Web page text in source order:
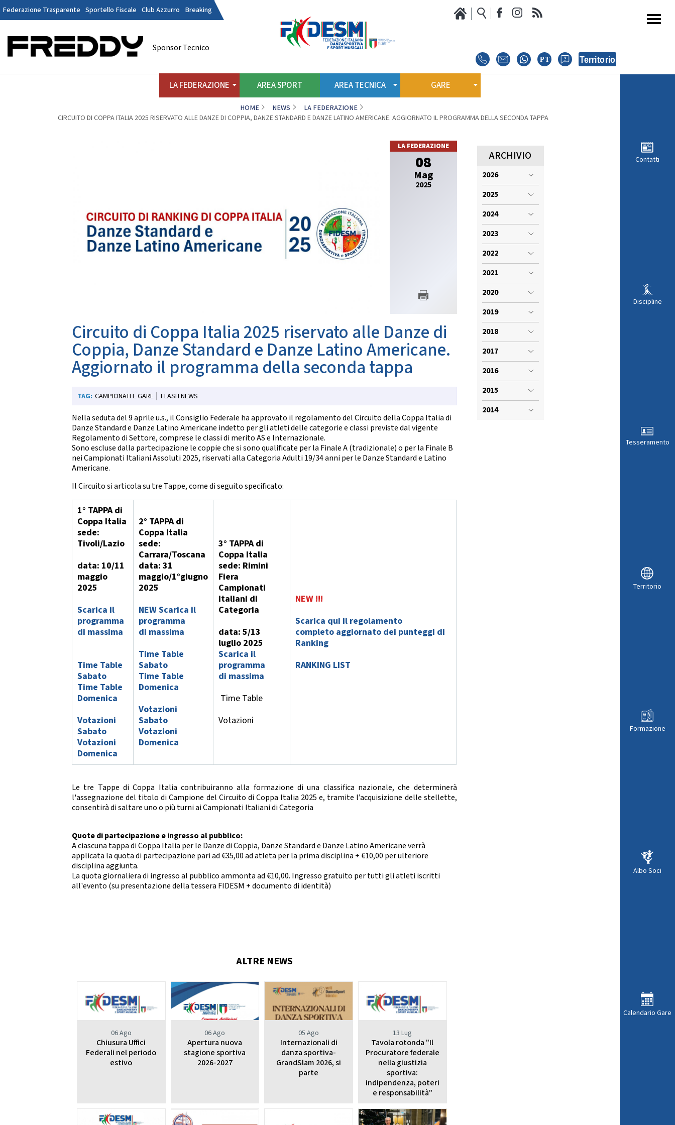
Federazione Trasparente Sportello Fiscale Club Azzurro Breaking
Sponsor Tecnico
LA FEDERAZIONE AREA SPORT AREA TECNICA GARE
Contatti
Discipline
Tesseramento
Territorio
Formazione
Albo Soci
Calendario Gare
HOME NEWS
LA FEDERAZIONE
CIRCUITO DI COPPA ITALIA 2025 RISERVATO ALLE DANZE DI COPPIA, DANZE STANDARD E DANZE LATINO AMERICANE. AGGIORNATO IL PROGRAMMA DELLA SECONDA TAPPA
STRUTTURA
CORPORATE
CARTE FEDERALI E REGOLAMENTI
Bilanci
CONVENZIONI
Riproduzione musicale Siae-Scf
Finanziamenti Credito Sportivo
Visite Medico Sportive FMSI
BENEMERENZE
DIRIGENTI SPORTIVI
UFFICIO STAMPA
GIUSTIZIA SPORTIVA
Decisioni
Regolamento
Componenti e recapiti
SAFEGUARDING
Policy
LOGO E PATROCINIO
CONTATTI
ASSEMBLEA NAZIONALE
2021
2022
AREA SPORT
DANZE INTERNAZIONALI
DANZE E.PO.CA
Flamenco
Tap Dance
Show Freestyle
Show
DANZE NAZIONALI
Liscio Unificato
Liscio Tradizionale
Folk Romagnolo
Frusta Romagnola
Danze Filuzziane
STREET E POP DANCE
Hip Hop
Electric Boogie
Break Dance
Street Show
Disco Dance
SETTORE PARALIMPICO
La Disciplina
SETTORE CHEERLEADING E
CHEERDANCE
La Disciplina
AREA TECNICA
CENTRO STUDI E RICERCHE
SCUOLA FEDERALE
La Scuola
Regolamento
Struttura Nazionale
Struttura Regionale
SETTORE TECNICO FEDERALE
Albo Tecnici
Il Settore
Regolamento
Moduli e Manuali
Albo Ufficiali di Gara
SALUTE E ANTIDOPING
INTERNAZIONALI
VISTI SPORTIVI
Contatti Discipline
Tesseramento
Territorio Formazione
LA FEDERAZIONE
08
Mag
2025
Circuito di Coppa Italia 2025 riservato alle Danze di
Coppia, Danze Standard e Danze Latino Americane.
Aggiornato il programma della seconda tappa
CAMPIONATI E GARE FLASH NEWS
Nella seduta del 9 aprile u.s., il Consiglio Federale ha approvato il regolamento del Circuito della Coppa Italia di
Danze Standard e Danze Latino Americane indetto per gli atleti delle categorie e classi previste dal vigente
Regolamento di Settore, comprese le classi di merito AS e Internazionale.
Sono escluse dalla partecipazione le coppie che si sono qualificate per la Finale A (tradizionale) o per la Finale B
nei Campionati Italiani Assoluti 2025, riservati alla Categoria Adulti 19/34 anni per le Danze Standard e Latino
Americane.
Il Circuito si articola su tre Tappe, come di seguito specificato:
1° TAPPA di
Coppa Italia
sede:
Tivoli/Lazio
data: 10/11
maggio
2025
Scarica il
programma
di massima
Time Table
Sabato
Time Table
Domenica
Votazioni
Sabato
Votazioni
Domenica
2° TAPPA di
Coppa Italia
sede:
Carrara/Toscana
data: 31
maggio/1°giugno
2025
NEW Scarica il
programma
di massima
Time Table
Sabato
Time Table
Domenica
Votazioni
Sabato
Votazioni
Domenica
3° TAPPA di
Coppa Italia
sede: Rimini
Fiera
Campionati
Italiani di
Categoria
data: 5/13
luglio 2025
Scarica il
programma
di massima
Time Table
Votazioni
NEW !!!
Scarica qui il regolamento
completo aggiornato dei punteggi di
Ranking
RANKING LIST
Le tre Tappe di Coppa Italia contribuiranno alla formazione di una classifica nazionale, che determinerà
l'assegnazione del titolo di Campione del Circuito di Coppa Italia 2025 e, tramite l’acquisizione delle stellette,
consentirà di saltare uno o più turni ai Campionati Italiani di Categoria
Quote di partecipazione e ingresso al pubblico:
A ciascuna tappa di Coppa Italia per le Danze di Coppia, Danze Standard e Danze Latino Americane verrà
applicata la quota di partecipazione pari ad €35,00 ad atleta per la prima disciplina + €10,00 per ulteriore
disciplina aggiunta.
La quota giornaliera di ingresso al pubblico ammonta ad €10,00. Ingresso gratuito per tutti gli atleti iscritti
all'evento (su presentazione della tessera FIDESM + documento di identità)
ALTRE NEWS
06 Ago
Chiusura Uffici
Federali nel periodo
estivo
06 Ago
Apertura nuova
stagione sportiva
2026-2027
05 Ago
Internazionali di
danza sportiva-
GrandSlam 2026, si
parte
13 Lug
Tavola rotonda "Il
Procuratore federale
nella giustizia
sportiva:
indipendenza, poteri
e responsabilità"
ARCHIVIO
2026
2025
2024
2023
2022
2021
2020
2019
2018
2017
2016
2015
2014